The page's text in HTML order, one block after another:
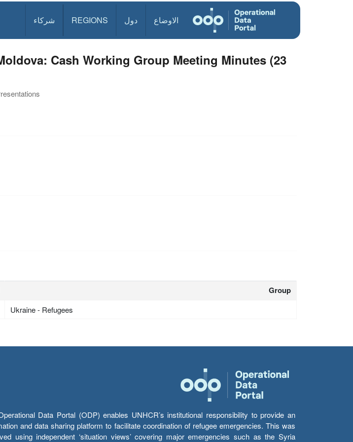
الاوضاع دول REGIONS شركاء
Cash Working Group Meeting Minutes (23
Group
Ukraine - Refugees
Data Portal (ODP) enables UNHCR’s institutional responsibility to provide an
and data sharing platform to facilitate coordination of refugee emergencies. This was
using independent ‘situation views’ covering major emergencies such as the Syria